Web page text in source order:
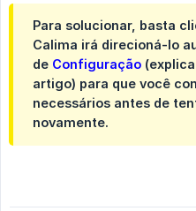
Para solucionar, basta
Calima irá direcioná-lo
de Configuração
artigo) para que você
necessários antes de
novamente.